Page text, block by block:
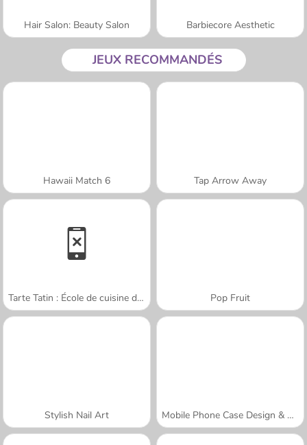
Hair Salon: Beauty Salon Barbiecore Aesthetic
JEUX RECOMMANDÉS
Hawaii Match 6 Tap Arrow Away
Tarte Tatin : École de cuisine de Sara Pop Fruit
Stylish Nail Art Mobile Phone Case Design & DIY